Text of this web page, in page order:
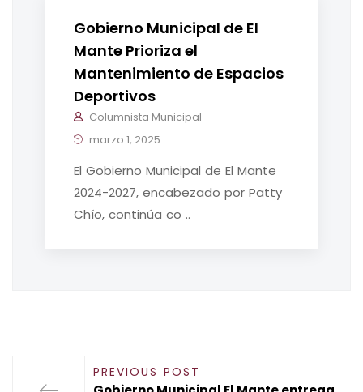
Gobierno Municipal de El
Mante Prioriza el
Mantenimiento de Espacios
Deportivos
Columnista Municipal
marzo 1, 2025
El Gobierno Municipal de El Mante
2024-2027, encabezado por Patty
Chío, continúa co ..
PREVIOUS POST